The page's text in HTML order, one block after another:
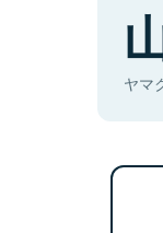
ヤマ